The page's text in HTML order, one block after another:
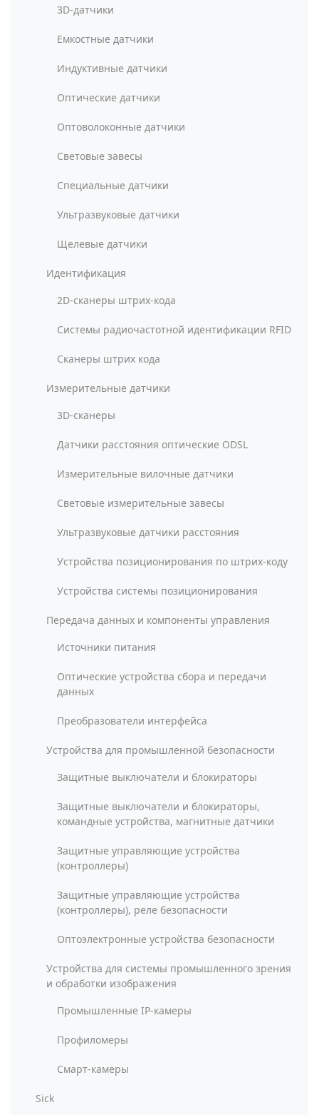
3D-датчики
Емкостные датчики
Индуктивные датчики
Оптические датчики
Оптоволоконные датчики
Световые завесы
Специальные датчики
Ультразвуковые датчики
Щелевые датчики
Идентификация
2D-сканеры штрих-кода
Системы радиочастотной идентификации RFID
Сканеры штрих кода
Измерительные датчики
3D-сканеры
Датчики расстояния оптические ODSL
Измерительные вилочные датчики
Световые измерительные завесы
Ультразвуковые датчики расстояния
Устройства позиционирования по штрих-коду
Устройства системы позиционирования
Передача данных и компоненты управления
Источники питания
Оптические устройства сбора и передачи
данных
Преобразователи интерфейса
Устройства для промышленной безопасности
Защитные выключатели и блокираторы
Защитные выключатели и блокираторы,
командные устройства, магнитные датчики
Защитные управляющие устройства
(контроллеры)
Защитные управляющие устройства
(контроллеры), реле безопасности
Оптоэлектронные устройства безопасности
Устройства для системы промышленного зрения
и обработки изображения
Промышленные IP-камеры
Профиломеры
Смарт-камеры
Sick